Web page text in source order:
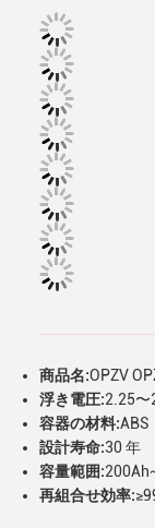
商品名:OPZV
浮き電圧:2.25
容器の材料:ABS
設計寿命:30 年
容量範囲:
再組合せ効率: